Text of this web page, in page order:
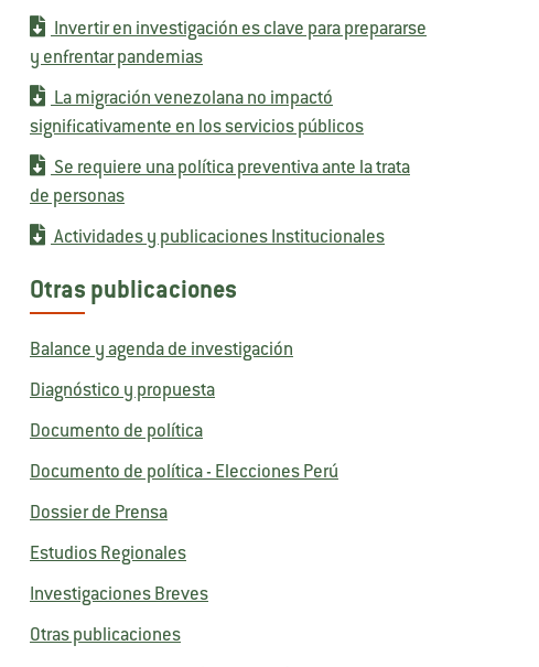
Invertir en investigación es clave para prepararse
y enfrentar pandemias
La migración venezolana no impactó
significativamente en los servicios públicos
Se requiere una política preventiva ante la trata
de personas
Actividades y publicaciones Institucionales
Otras publicaciones
Balance y agenda de investigación
Diagnóstico y propuesta
Documento de política
Documento de política - Elecciones Perú
Dossier de Prensa
Estudios Regionales
Investigaciones Breves
Otras publicaciones